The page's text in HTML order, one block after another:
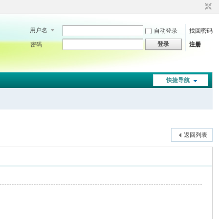
用户名 自动登录
找回密码
密码
登录 注册
快捷导航
返回列表